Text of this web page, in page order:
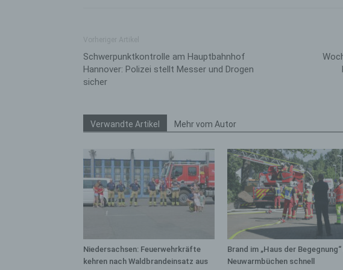
Schwerpunktkontrolle am Hauptbahnhof
Hannover: Polizei stellt Messer und Drogen
sicher
Verwandte Artikel Mehr vom Autor
Niedersachsen: Feuerwehrkräfte
kehren nach Waldbrandeinsatz aus
Brand im „Haus der Begegnung“
Neuwarmbüchen schnell
beziehen, zu
Zuverlässigkeit,
f)
Pseudonymisierung
aufbewahrt werden
unterliegen, die
identifizierten oder
g)
Verantwortlicher oder
oder juristische
gemeinsam mit
personenbezogenen
Verarbeitung durch